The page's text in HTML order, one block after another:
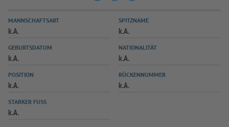
SPIELPLUS
MANNSCHAFTSART
k.A.
SPITZNAME
k.A.
GEBURTSDATUM
k.A.
NATIONALITÄT
k.A.
POSITION
k.A.
RÜCKENNUMMER
k.A.
STARKER FUSS
k.A.